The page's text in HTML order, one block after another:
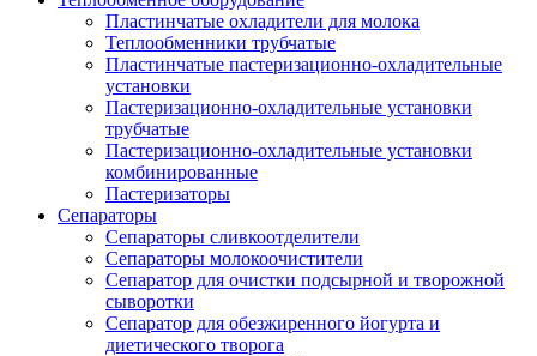
Пластинчатые охладители для молока
Теплообменники трубчатые
Пластинчатые пастеризационно-охладительные
установки
Пастеризационно-охладительные установки
трубчатые
Пастеризационно-охладительные установки
комбинированные
Пастеризаторы
Сепараторы
Сепараторы сливкоотделители
Сепараторы молокоочистители
Сепаратор для очистки подсырной и творожной
сыворотки
Сепаратор для обезжиренного йогурта и
диетического творога